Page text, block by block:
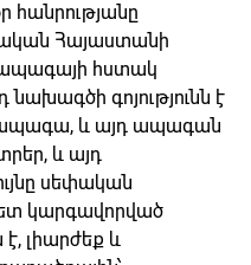
հանրությանը
Հայաստանի
հստակ
գոյությունն է
ապագա, և այդ ապագան
և այդ
սեփական
կարգավորված
է, լիարժեք և